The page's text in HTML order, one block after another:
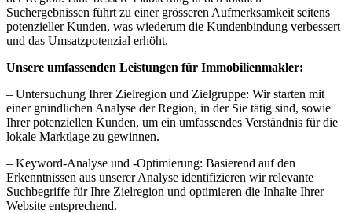
Suchergebnissen führt zu einer grösseren Aufmerksamkeit seitens
potenzieller Kunden, was wiederum die Kundenbindung verbessert
und das Umsatzpotenzial erhöht.
Unsere umfassenden Leistungen für Immobilienmakler:
– Untersuchung Ihrer Zielregion und Zielgruppe: Wir starten mit
einer gründlichen Analyse der Region, in der Sie tätig sind, sowie
Ihrer potenziellen Kunden, um ein umfassendes Verständnis für die
lokale Marktlage zu gewinnen.
– Keyword-Analyse und -Optimierung: Basierend auf den
Erkenntnissen aus unserer Analyse identifizieren wir relevante
Suchbegriffe für Ihre Zielregion und optimieren die Inhalte Ihrer
Website entsprechend.